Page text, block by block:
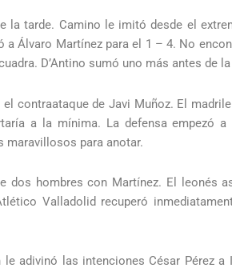
la tarde. Camino le imitó desde el
Álvaro Martínez para el 1 – 4. No
D’Antino sumó uno más antes de
contraataque de Javi Muñoz. El
a la mínima. La defensa empezó
maravillosos para anotar.
dos hombres con Martínez. El
Valladolid recuperó
adivinó las intenciones César Pérez